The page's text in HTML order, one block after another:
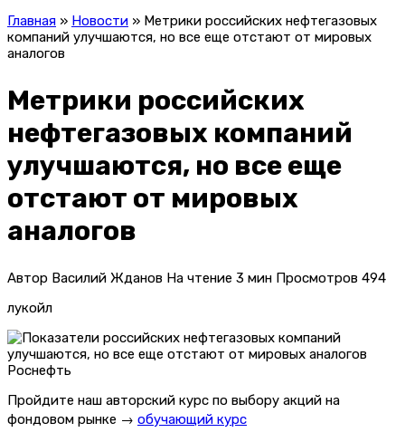
Главная » Новости » Метрики российских нефтегазовых
компаний улучшаются, но все еще отстают от мировых
аналогов
Метрики российских
нефтегазовых компаний
улучшаются, но все еще
отстают от мировых
аналогов
Автор Василий Жданов На чтение 3 мин Просмотров 494
лукойл
Роснефть
Пройдите наш авторский курс по выбору акций на
фондовом рынке → обучающий курс